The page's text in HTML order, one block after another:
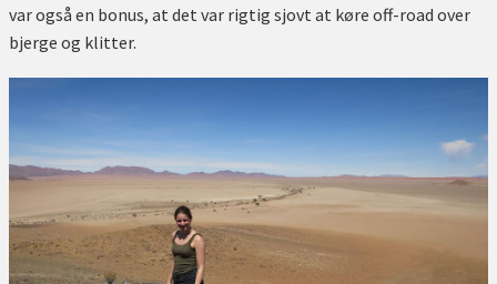
var også en bonus, at det var rigtig sjovt at køre off-road over
bjerge og klitter.